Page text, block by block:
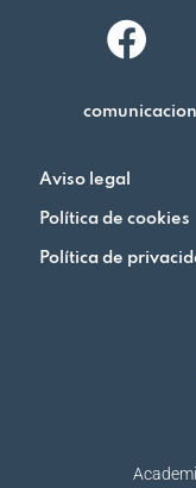
Aviso legal
Política de cookies
Política de